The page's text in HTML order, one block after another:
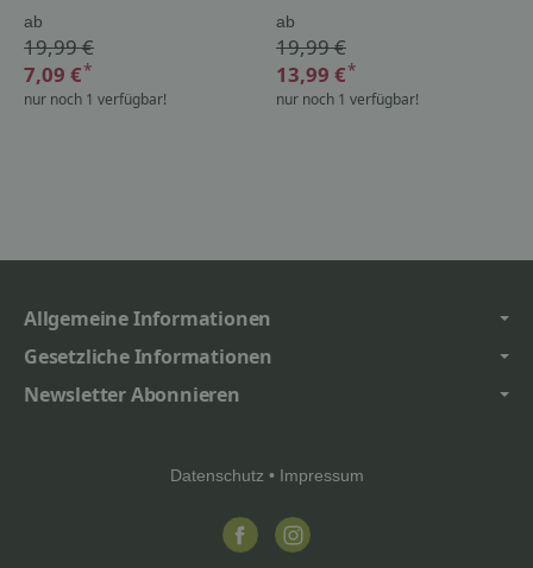
ab
19,99 €
7,09 €*
nur noch 1 verfügbar!
ab
19,99 €
13,99 €*
nur noch 1 verfügbar!
Allgemeine Informationen
Gesetzliche Informationen
Newsletter Abonnieren
Datenschutz • Impressum